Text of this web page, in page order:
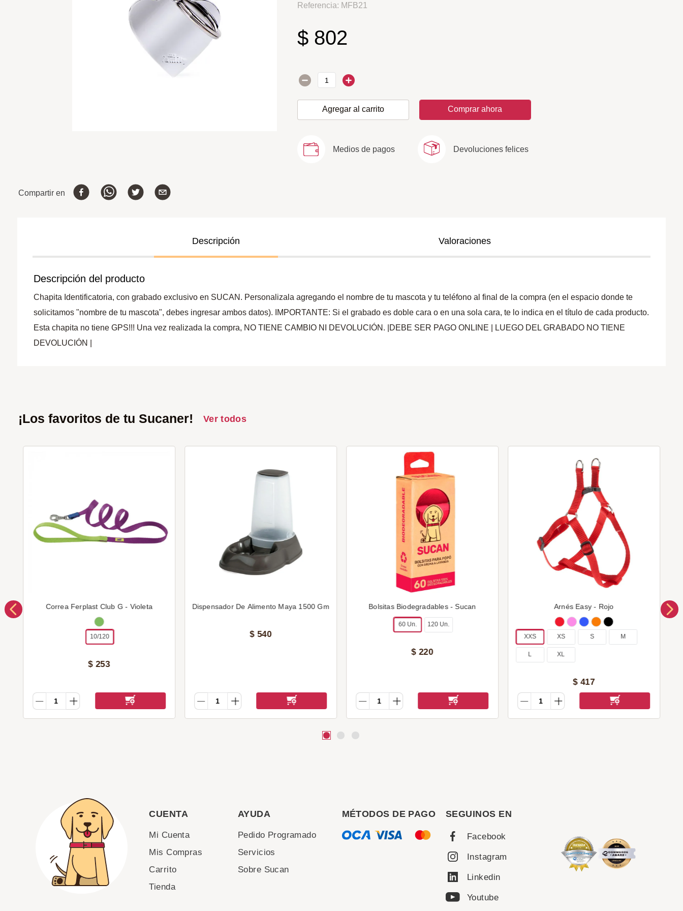
Referencia: MFB21
$ 802
Agregar al carrito Comprar ahora
Medios de pagos Devoluciones felices
Compartir en
Descripción Valoraciones
Descripción del producto
Chapita Identificatoria, con grabado exclusivo en SUCAN. Personalizala agregando el nombre de tu mascota y tu teléfono al final de la compra (en el espacio donde te
solicitamos "nombre de tu mascota", debes ingresar ambos datos). IMPORTANTE: Si el grabado es doble cara o en una sola cara, te lo indica en el título de cada producto.
Esta chapita no tiene GPS!!! Una vez realizada la compra, NO TIENE CAMBIO NI DEVOLUCIÓN. |DEBE SER PAGO ONLINE | LUEGO DEL GRABADO NO TIENE
DEVOLUCIÓN |
¡Los favoritos de tu Sucaner! Ver todos
Correa Ferplast Club G - Violeta
10/120
$ 253
Dispensador De Alimento Maya 1500 Gm
$ 540
Bolsitas Biodegradables - Sucan
60 Un. 120 Un.
$ 220
Arnés Easy - Rojo
XXS XS S M
L XL
$ 417
CUENTA
Mi Cuenta
Mis Compras
Carrito
Tienda
AYUDA
Pedido Programado
Servicios
Sobre Sucan
MÉTODOS DE PAGO SEGUINOS EN
Facebook
Instagram
Linkedin
Youtube